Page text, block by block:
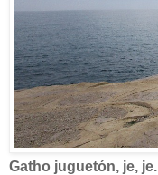
Gatho juguetón, je, je.